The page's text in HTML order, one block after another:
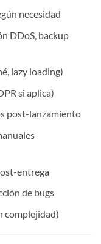
necesidad
DDoS, backup
lazy loading)
si aplica)
post-lanzamiento
entrega
de bugs
complejidad)